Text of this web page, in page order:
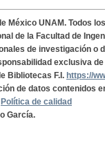
México UNAM. Todos
de la Facultad de
de investigación o
exclusiva
Bibliotecas F.I. https://
de datos contenidos
Política de calidad
García.